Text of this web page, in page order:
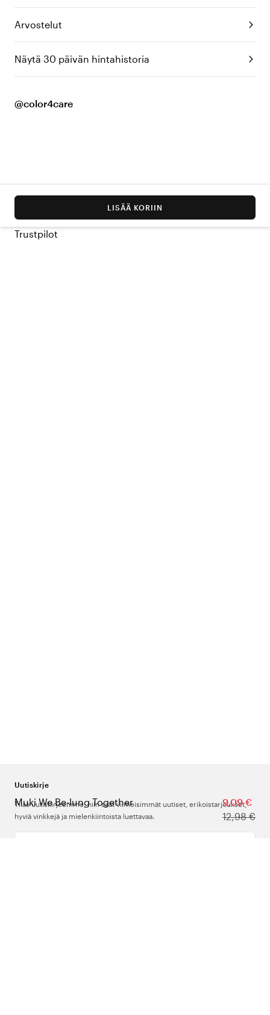
Arvostelut
Näytä 30 päivän hintahistoria
@color4care
Muki We Be-lung Together
9,09 €
12,98 €
LISÄÄ KORIIN
Trustpilot
Uutiskirje
Tilaa uutiskirjeemme, niin saat viimeisimmät uutiset, erikoistarjoukset,
hyviä vinkkejä ja mielenkiintoista luettavaa.
Kirjoita sähköpostiosoitteesi